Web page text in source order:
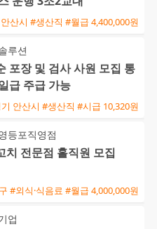
산시 #생산직 #월급 4,400,000원
루션
포장 및 검사 사원 모집 통
급 주급 가능
안산시 #생산직 #시급 10,320원
등포직영점
치 전문점 홀직원 모집
#외식·식음료 #월급 4,000,000원
업